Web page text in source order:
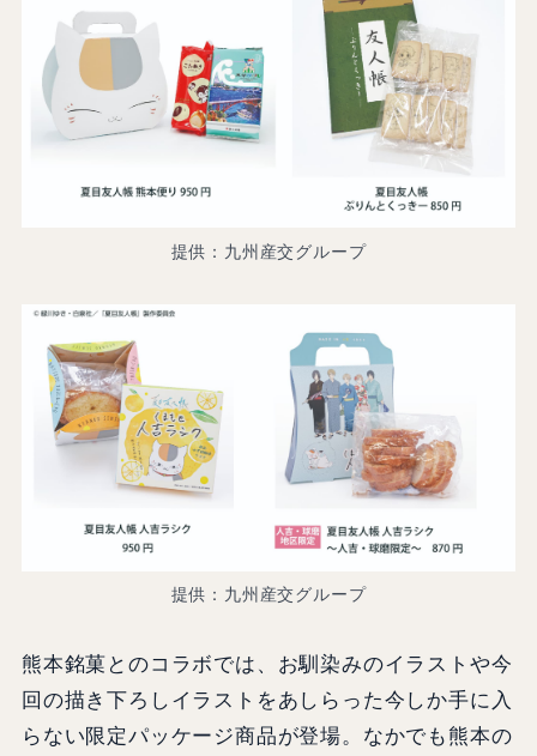
提供：九州産交グループ
提供：九州産交グループ
熊本銘菓とのコラボでは、お馴染みのイラストや今
回の描き下ろしイラストをあしらった今しか手に入
らない限定パッケージ商品が登場。なかでも熊本の